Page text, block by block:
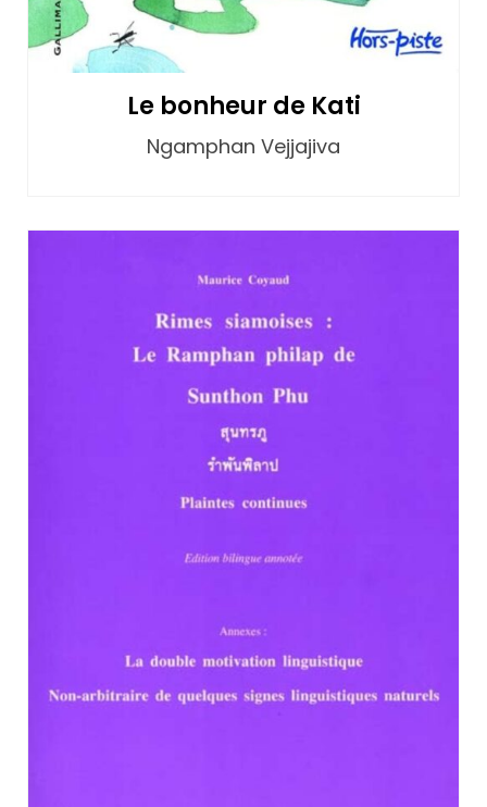
Le bonheur de Kati
Ngamphan Vejjajiva